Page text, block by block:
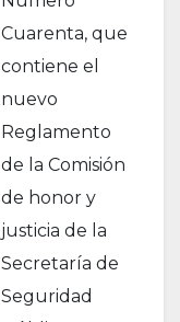
Cuarenta, que
contiene el
nuevo
Reglamento
de la Comisión
de honor y
justicia de la
Secretaría de
Seguridad